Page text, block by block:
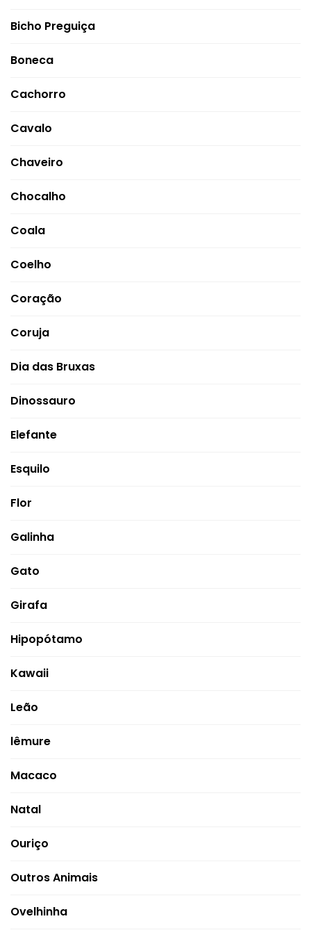
Bicho Preguiça
Boneca
Cachorro
Cavalo
Chaveiro
Chocalho
Coala
Coelho
Coração
Coruja
Dia das Bruxas
Dinossauro
Elefante
Esquilo
Flor
Galinha
Gato
Girafa
Hipopótamo
Kawaii
Leão
lêmure
Macaco
Natal
Ouriço
Outros Animais
Ovelhinha